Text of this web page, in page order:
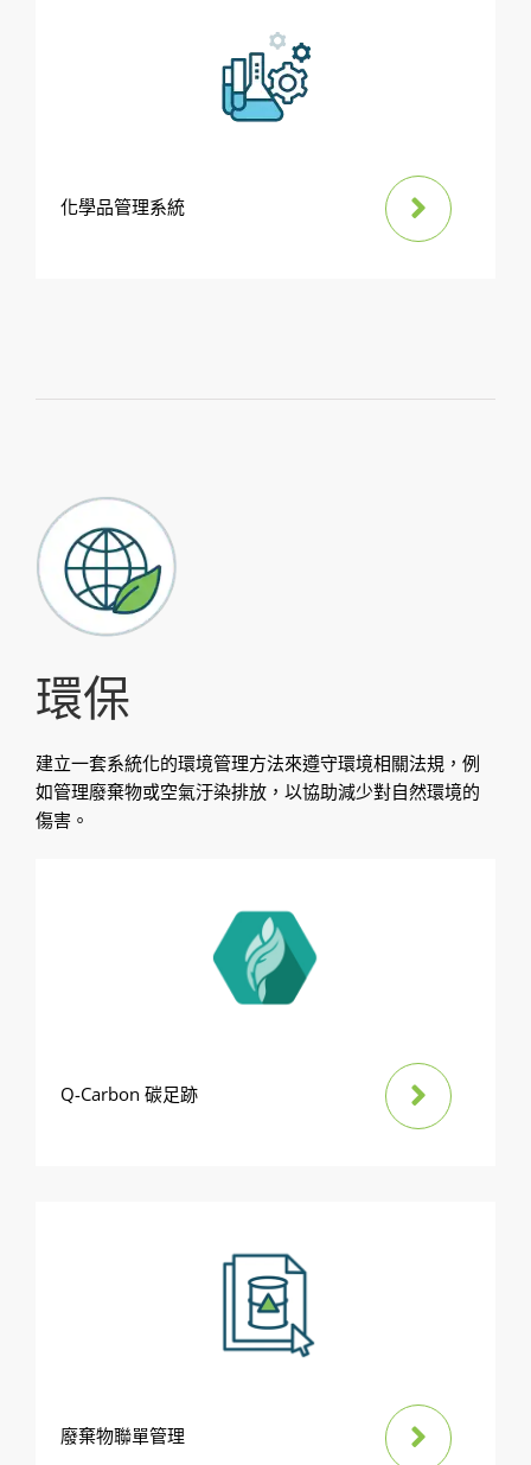
化學品管理系統
環保
建立一套系統化的環境管理方法來遵守環境相關法規，例
如管理廢棄物或空氣汙染排放，以協助減少對自然環境的
傷害。
Q-Carbon 碳足跡
廢棄物聯單管理